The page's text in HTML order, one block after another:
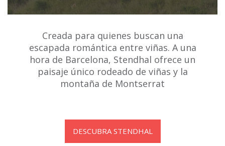
Creada para quienes buscan una
escapada romántica entre viñas. A una
hora de Barcelona, Stendhal ofrece un
paisaje único rodeado de viñas y la
montaña de Montserrat
DESCUBRA STENDHAL